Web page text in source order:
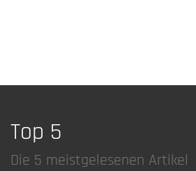
Top 5
Die 5 meistgelesenen Artikel